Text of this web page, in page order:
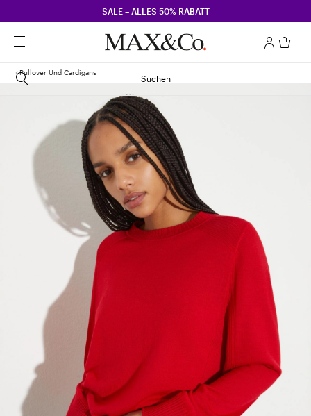
SALE – ALLES 50% RABATT
Suchen
Pullover Und Cardigans